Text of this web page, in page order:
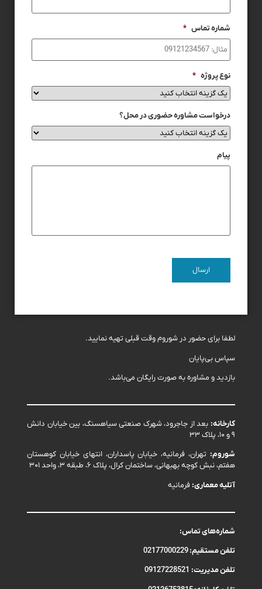
شماره تماس *
نوع پروژه *
درخواست مشاوره حضوری در محل؟
پیام
لطفا برای حضور در شوروم وقت قبلی تهیه نمایید.
سپاس بی‌پایان
بازدید و مشاوره به صورت رایگان می‌باشد.
کارخانه: بعد از جاجرود، شهرک صنعتی سیاهسنگ، بین خیابان دانش
۹ و ۱۰، پلاک ۳۳
شوروم: تهران، فرمانیه، خیابان پاسداران، انتهای خیابان کوهستان
هفتم، نبش کوچه بهبهانی، ساختمان کرال، پلاک ۶، طبقه ۳، واحد ۳۰۱
آتلیه معماری: فرمانیه
شماره‌های تماس:
تلفن مستقیم:02177000229
تلفن مدیریت: 09127228521